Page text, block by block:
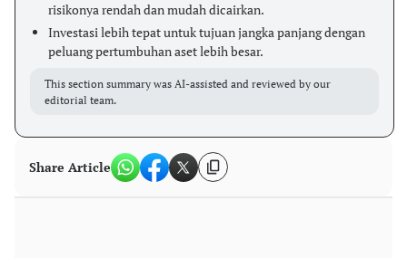
risikonya rendah dan mudah dicairkan.
Investasi lebih tepat untuk tujuan jangka panjang dengan
peluang pertumbuhan aset lebih besar.
This section summary was AI-assisted and reviewed by our
editorial team.
Share Article